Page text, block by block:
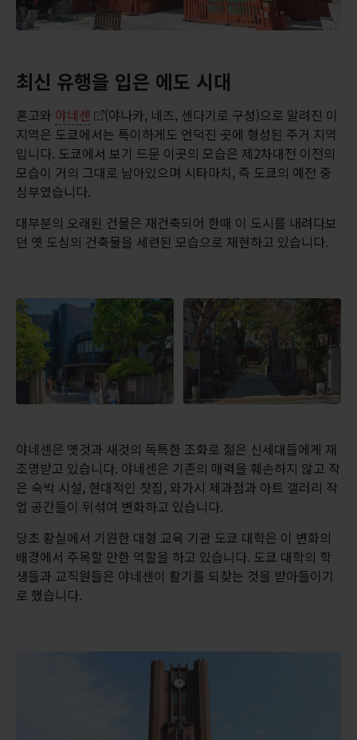
최신 유행을 입은 에도 시대
혼고와 야네센
(야나카, 네즈, 센다기로 구성)으로 알려진 이
지역은 도쿄에서는 특이하게도 언덕진 곳에 형성된 주거 지역
입니다. 도쿄에서 보기 드문 이곳의 모습은 제2차대전 이전의
모습이 거의 그대로 남아있으며 시타마치, 즉 도쿄의 예전 중
심부였습니다.
대부분의 오래된 건물은 재건축되어 한때 이 도시를 내려다보
던 옛 도심의 건축물을 세련된 모습으로 재현하고 있습니다.
야네센은 옛것과 새것의 독특한 조화로 젊은 신세대들에게 재
조명받고 있습니다. 야네센은 기존의 매력을 훼손하지 않고 작
은 숙박 시설, 현대적인 찻집, 와가시 제과점과 아트 갤러리 작
업 공간들이 뒤섞여 변화하고 있습니다.
당초 황실에서 기원한 대형 교육 기관 도쿄 대학은 이 변화의
배경에서 주목할 만한 역할을 하고 있습니다. 도쿄 대학의 학
생들과 교직원들은 야네센이 활기를 되찾는 것을 받아들이기
로 했습니다.